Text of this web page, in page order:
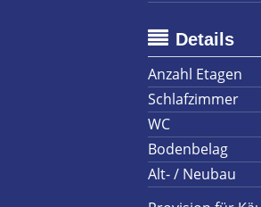
Details
Anzahl Etagen
Schlafzimmer
WC
Bodenbelag
Alt- / Neubau